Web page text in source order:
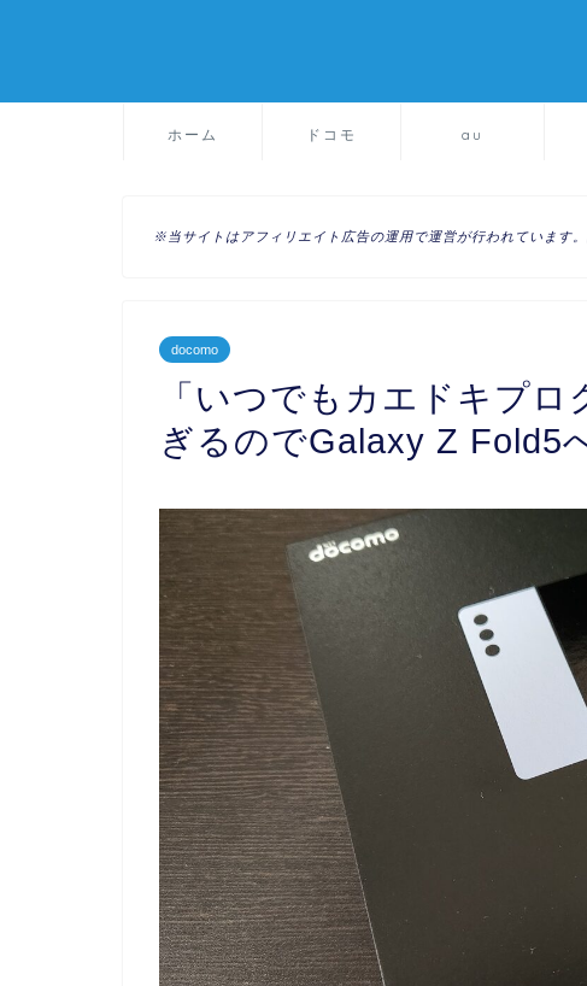
ホーム ドコモ au
※当サイトはアフィリエイト広告の運用で運営が行われています
docomo
「いつでもカエドキプ
ぎるのでGalaxy Z Fold5